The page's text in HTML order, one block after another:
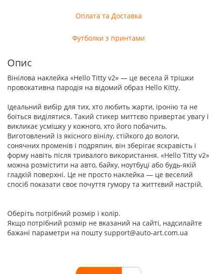
Оплата та Доставка
Футболки з принтами
Опис
Вінілова наклейка «Hello Titty v2» — це весела й трішки
провокативна пародія на відомий образ Hello Kitty.
Ідеальний вибір для тих, хто любить жарти, іронію та не
боїться виділятися. Такий стикер миттєво привертає увагу і
викликає усмішку у кожного, хто його побачить.
Виготовлений із якісного вінілу, стійкого до вологи,
сонячних променів і подряпин, він зберігає яскравість і
форму навіть після тривалого використання. «Hello Titty v2»
можна розмістити на авто, байку, ноутбуці або будь-якій
гладкій поверхні. Це не просто наклейка — це веселий
спосіб показати своє почуття гумору та життєвий настрій.
Оберіть потрібний розмір і колір.
Якщо потрібний розмір не вказаний на сайті, надсилайте
бажані параметри на пошту support@auto-art.com.ua